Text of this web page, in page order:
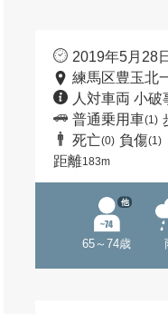
2019年5月28
練馬区豊玉北
人対車両 小破
普通乗用車(1)
死亡(0) 負傷(1)
距離183m
65～74歳
他